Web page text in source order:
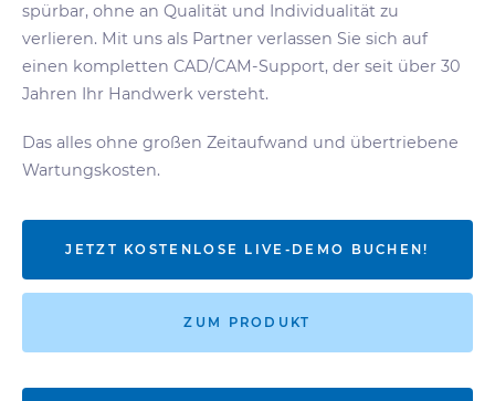
spürbar, ohne an Qualität und Individualität zu
verlieren. Mit uns als Partner verlassen Sie sich auf
einen kompletten CAD/CAM-Support, der seit über 30
Jahren Ihr Handwerk versteht.
Das alles ohne großen Zeitaufwand und übertriebene
Wartungskosten.
JETZT KOSTENLOSE LIVE-DEMO BUCHEN!
ZUM PRODUKT